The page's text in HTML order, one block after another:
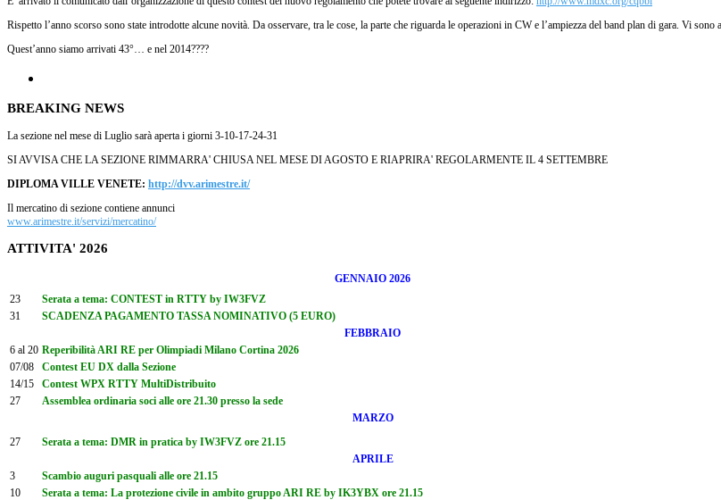
Rispetto l’anno scorso sono state introdotte alcune novità. Da osservare, tra le cose, la parte che riguarda le operazioni in CW e l’ampiezza del band plan di gara. Vi
Quest’anno siamo arrivati 43°… e nel 2014????
BREAKING NEWS
La sezione nel mese di Luglio sarà aperta i giorni 3-10-17-24-31
SI AVVISA CHE LA SEZIONE RIMMARRA' CHIUSA NEL MESE DI AGOSTO E RIAPRIRA' REGOLARMENTE IL 4 SETTEMBRE
DIPLOMA VILLE VENETE: http://dvv.arimestre.it/
Il mercatino di sezione contiene annunci
www.arimestre.it/servizi/mercatino/
ATTIVITA' 2026
GENNAIO 2026
23
Serata a tema: CONTEST in RTTY by IW3FVZ
31
SCADENZA PAGAMENTO TASSA NOMINATIVO (5 EURO)
FEBBRAIO
6 al 20 Reperibilità ARI RE per Olimpiadi Milano Cortina 2026
07/08
Contest EU DX dalla Sezione
14/15
Contest WPX RTTY MultiDistribuito
27
Assemblea ordinaria soci alle ore 21.30 presso la sede
MARZO
27
Serata a tema: DMR in pratica by IW3FVZ ore 21.15
APRILE
3
Scambio auguri pasquali alle ore 21.15
10
Serata a tema: La protezione civile in ambito gruppo ARI RE by IK3YBX ore 21.15